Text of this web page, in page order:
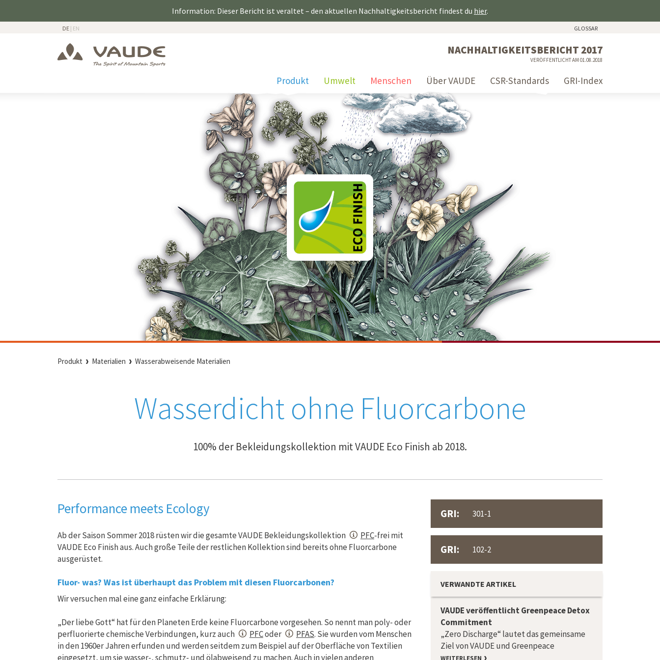
Information: Dieser Bericht ist veraltet – den aktuellen Nachhaltigkeitsbericht findest du hier.
DE | EN GLOSSAR
NACHHALTIGKEITSBERICHT 2017
VERÖFFENTLICHT AM 01.08.2018
Produkt Umwelt Menschen Über VAUDE CSR-Standards GRI-Index
Produkt Materialien Wasserabweisende Materialien
Wasserdicht ohne Fluorcarbone
100% der Bekleidungskollektion mit VAUDE Eco Finish ab 2018.
Performance meets Ecology
Ab der Saison Sommer 2018 rüsten wir die gesamte VAUDE Bekleidungskollektion PFC-frei mit
VAUDE Eco Finish aus. Auch große Teile der restlichen Kollektion sind bereits ohne Fluorcarbone
ausgerüstet.
Fluor- was? Was ist überhaupt das Problem mit diesen Fluorcarbonen?
Wir versuchen mal eine ganz einfache Erklärung:
„Der liebe Gott“ hat für den Planeten Erde keine Fluorcarbone vorgesehen. So nennt man poly- oder
perfluorierte chemische Verbindungen, kurz auch
PFCoder PFAS. Sie wurden vom Menschen
in den 1960er Jahren erfunden und werden seitdem zum Beispiel auf der Oberfläche von Textilien
eingesetzt, um sie wasser-, schmutz- und ölabweisend zu machen. Auch in vielen anderen
GRI: 301-1
GRI: 102-2
VERWANDTE ARTIKEL
VAUDE veröffentlicht Greenpeace Detox
Commitment
„Zero Discharge“ lautet das gemeinsame
Ziel von VAUDE und Greenpeace
WEITERLESEN